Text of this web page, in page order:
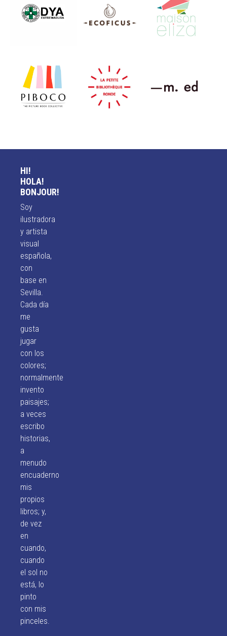
HI!
HOLA!
BONJOUR!
Soy
ilustradora
y artista
visual
española,
con
base en
Sevilla.
Cada día
me
gusta
jugar
con los
colores;
normalmente
invento
paisajes;
a veces
escribo
historias,
a
menudo
encuaderno
mis
propios
libros; y,
de vez
en
cuando,
cuando
el sol no
está, lo
pinto
con mis
pinceles.